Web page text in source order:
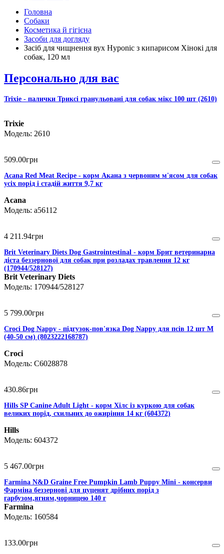
Головна
Собаки
Косметика й гігієна
Засоби для догляду
Засіб для чищнення вух Hyponic з кипарисом Хінокі для
собак, 120 мл
Персонально для вас
Trixie - палички Триксі гранульовані для собак мікс 100 шт (2610)
Trixie
2610
509.00грн
Acana Red Meat Recipe - корм Акана з червоним м'ясом для собак
усіх порід і стадій життя 9,7 кг
Acana
a56112
4 211 .94грн
Brit Veterinary Diets Dog Gastrointestinal - корм Брит ветеринарна
дієта беззернової для собак при розладах травлення 12 кг
(170944/528127)
Brit Veterinary Diets
170944/528127
5 799.00грн
Croci Dog Nappy - підгузок-пов'язка Dog Nappy для псів 12 шт М
(40-50 см) (8023222168787)
Croci
C6028878
430.86грн
Hills SP Canine Adult Light - корм Хілс із куркою для собак
великих порід, схильних до ожиріння 14 кг (604372)
Hills
604372
5 467.00грн
Farmina N&D Graine Free Pumpkin Lamb Puppy Mini - консерви
Фарміна беззернові для цуценят дрібних порід з
гарбузом,ягням,чорницею 140 г
Farmina
160584
133.00грн